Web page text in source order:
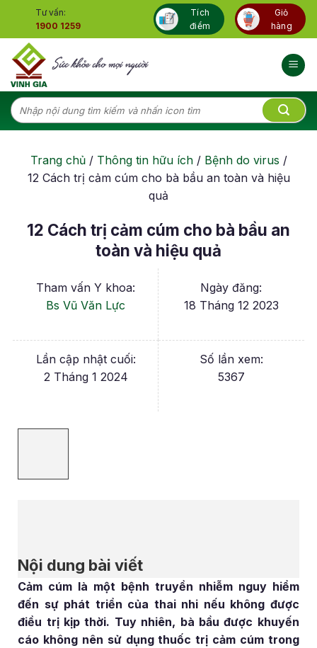
content
Tư vấn:
1900 1259
Tích
điểm
Giỏ
hàng
Tìm
kiếm:
Trang chủ/ Thông tin hữu ích/ Bệnh do virus /
12 Cách trị cảm cúm cho bà bầu an toàn và hiệu
quả
12 Cách trị cảm cúm cho bà bầu an
toàn và hiệu quả
Tham vấn Y khoa:
Bs Vũ Văn Lực
Ngày đăng:
18 Tháng 12 2023
Lần cập nhật cuối:
2 Tháng 1 2024
Số lần xem:
5367
Nội dung bài viết
Cảm cúm là một bệnh truyền nhiễm nguy hiểm
đến sự phát triển của thai nhi nếu không được
điều trị kịp thời. Tuy nhiên, bà bầu được khuyến
cáo không nên sử dụng thuốc trị cảm cúm trong